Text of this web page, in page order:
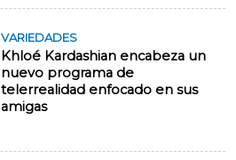
VARIEDADES
Khloé Kardashian encabeza un
nuevo programa de
telerrealidad enfocado en sus
amigas